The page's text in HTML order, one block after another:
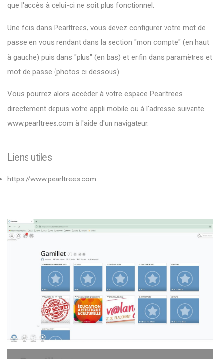
que l'accès à celui-ci ne soit plus fonctionnel.
Une fois dans Pearltrees, vous devez configurer votre mot de
passe en vous rendant dans la section "mon compte" (en haut
à gauche) puis dans "plus" (en bas) et enfin dans paramètres et
mot de passe (photos ci dessous).
Vous pourrez alors accèder à votre espace Pearltrees
directement depuis votre appli mobile ou à l'adresse suivante
www.pearltrees.com à l'aide d'un navigateur.
Liens utiles
https://www.pearltrees.com